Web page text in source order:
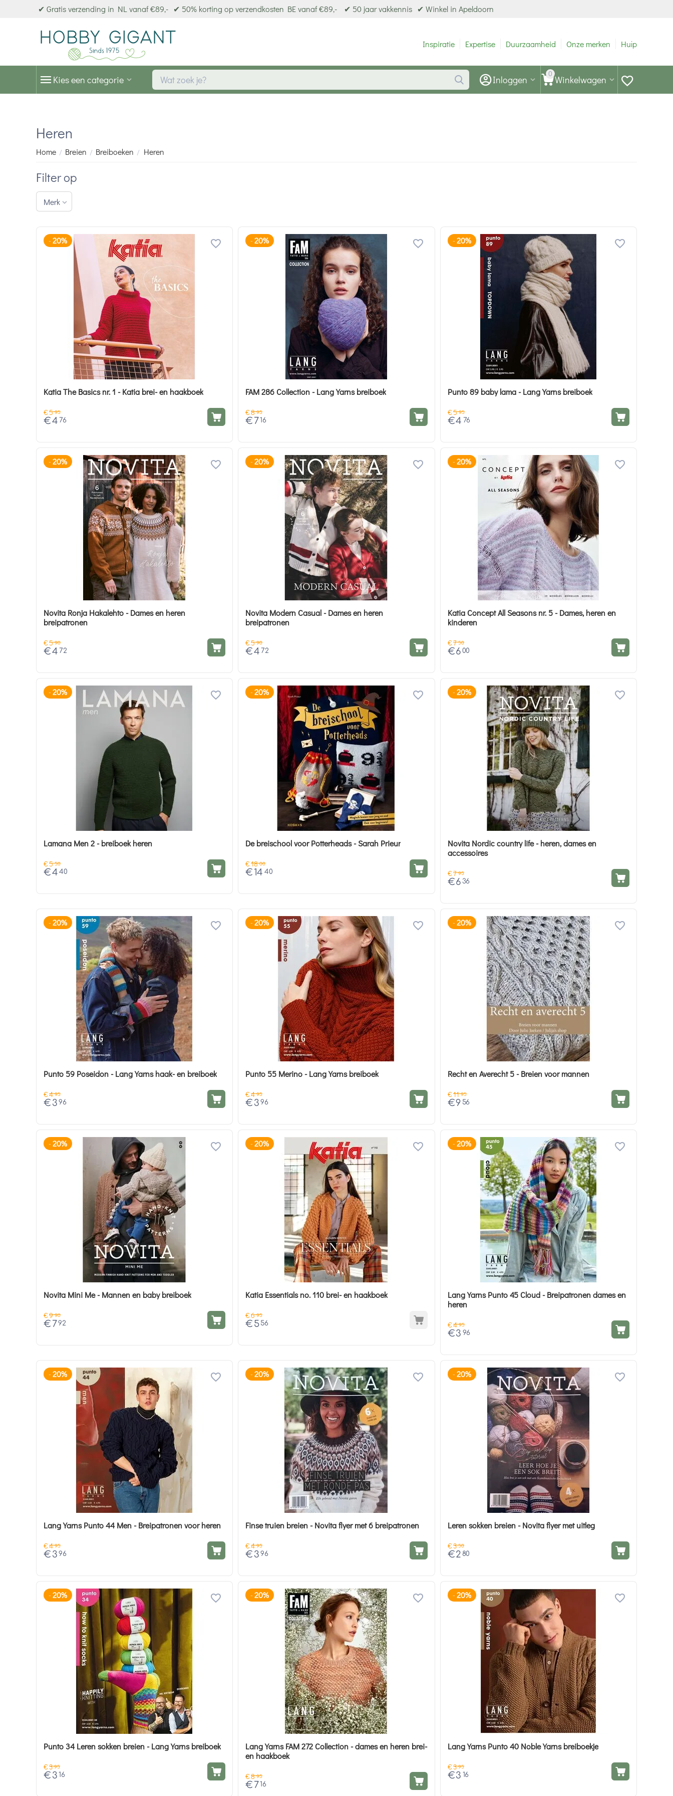
✔ Gratis verzending in NL vanaf €89,- ✔ 50% korting op verzendkosten BE vanaf €89,- ✔ 50 jaar vakkennis ✔ Winkel in Apeldoorn
Inspiratie Expertise Duurzaamheid Onze merken Hulp
Kies een categorie 0 Winkelwagen
Inloggen
Heren
Home / Breien / Breiboeken / Heren
Filter op
Merk
- 20%
Katia The Basics nr. 1 - Katia brei- en haakboek
€5 95
€4 76
- 20%
FAM 286 Collection - Lang Yarns breiboek
€8 95
€ 7 16
- 20%
Punto 89 baby lama - Lang Yarns breiboek
€5 95
€4 76
- 20%
Novita Ronja Hakalehto - Dames en heren
breipatronen
€5 90
€4 72
- 20%
Novita Modern Casual - Dames en heren
breipatronen
€5 90
€4 72
- 20%
Katia Concept All Seasons nr. 5 - Dames, heren en
kinderen
€7 50
€6 00
- 20%
Lamana Men 2 - breiboek heren
€5 50
€4 40
- 20%
De breischool voor Potterheads - Sarah Prieur
€18 00
€14 40
- 20%
Novita Nordic country life - heren, dames en
accessoires
€7 95
€6 36
- 20%
Punto 59 Poseidon - Lang Yarns haak- en breiboek
€4 95
€ 3 96
- 20%
Punto 55 Merino - Lang Yarns breiboek
€4 95
€ 3 96
- 20%
Recht en Averecht 5 - Breien voor mannen
€11 95
€9 56
- 20%
Novita Mini Me - Mannen en baby breiboek
€9 90
€ 7 92
- 20%
Katia Essentials no. 110 brei- en haakboek
€6 95
€ 5 56
- 20%
Lang Yarns Punto 45 Cloud - Breipatronen dames en
heren
€4 95
€3 96
- 20%
Lang Yarns Punto 44 Men - Breipatronen voor heren
€4 95
€ 3 96
- 20%
Finse truien breien - Novita flyer met 6 breipatronen
€4 95
€ 3 96
- 20%
Leren sokken breien - Novita flyer met uitleg
€3 50
€2 80
- 20%
Punto 34 Leren sokken breien - Lang Yarns breiboek
€3 95
€ 3 16
- 20%
Lang Yarns FAM 272 Collection - dames en heren brei-
en haakboek
€8 95
€ 7 16
- 20%
Lang Yarns Punto 40 Noble Yarns breiboekje
€3 95
€3 16